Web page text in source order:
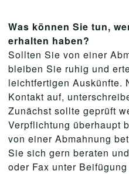
Was können Sie tun,
erhalten haben?
Sollten Sie von einer
bleiben Sie ruhig und
leichtfertigen Auskünfte.
Kontakt auf,
Zunächst sollte geprüft
Verpflichtung überhaupt
von einer Abmahnung
Sie sich gern beraten
oder Fax unter